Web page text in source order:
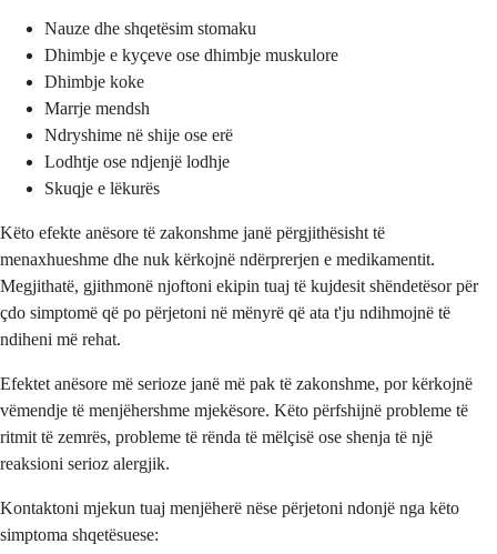
Nauze dhe shqetësim stomaku
Dhimbje e kyçeve ose dhimbje muskulore
Dhimbje koke
Marrje mendsh
Ndryshime në shije ose erë
Lodhtje ose ndjenjë lodhje
Skuqje e lëkurës
Këto efekte anësore të zakonshme janë përgjithësisht të
menaxhueshme dhe nuk kërkojnë ndërprerjen e medikamentit.
Megjithatë, gjithmonë njoftoni ekipin tuaj të kujdesit shëndetësor për
çdo simptomë që po përjetoni në mënyrë që ata t'ju ndihmojnë të
ndiheni më rehat.
Efektet anësore më serioze janë më pak të zakonshme, por kërkojnë
vëmendje të menjëhershme mjekësore. Këto përfshijnë probleme të
ritmit të zemrës, probleme të rënda të mëlçisë ose shenja të një
reaksioni serioz alergjik.
Kontaktoni mjekun tuaj menjëherë nëse përjetoni ndonjë nga këto
simptoma shqetësuese: